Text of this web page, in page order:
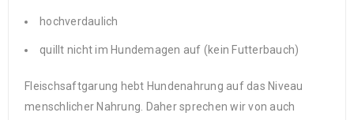
hochverdaulich
quillt nicht im Hundemagen auf (kein Futterbauch)
Fleischsaftgarung hebt Hundenahrung auf das Niveau
menschlicher Nahrung. Daher sprechen wir von auch